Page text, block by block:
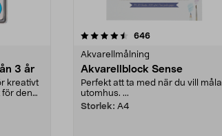
3 år
kreativt
för den
646recensioner
Akvarellmålning
Akvarellblock Sense
Perfekt att ta med när du vill måla
utomhus. ...
Storlek: A4
4.0 av 5 stjärnor